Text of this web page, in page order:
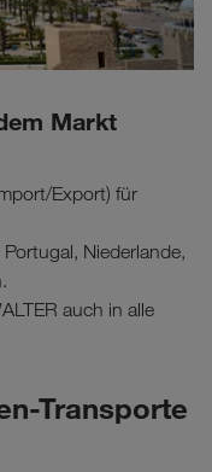
Markt
Export) für
Niederlande,
auch in alle
Transporte